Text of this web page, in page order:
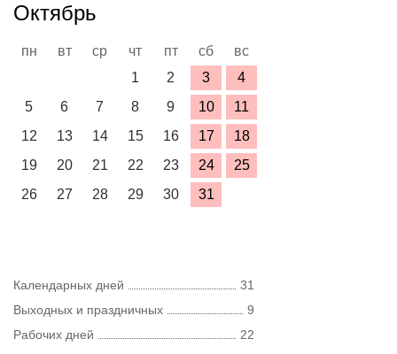
Октябрь
пн вт ср чт пт сб
вс
1
2 3
4
5
6 7 8 9 10
11
12
13 14 15 16 17
18
19
20 21 22 23 24
25
26
27 28 29 30 31
Календарных дней
31
Выходных и праздничных
9
Рабочих дней
22